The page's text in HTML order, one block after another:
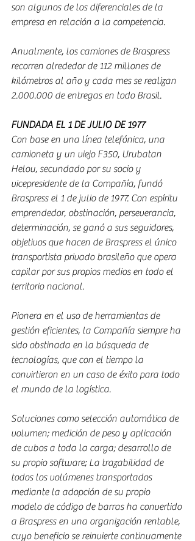
son algunos de los diferenciales de la
empresa en relación a la competencia.
Anualmente, los camiones de Braspress
recorren alrededor de 112 millones de
kilómetros al año y cada mes se realizan
2.000.000 de entregas en todo Brasil.
FUNDADA EL 1 DE JULIO DE 1977
Con base en una línea telefónica, una
camioneta y un viejo F350, Urubatan
Helou, secundado por su socio y
vicepresidente de la Compañía, fundó
Braspress el 1 de julio de 1977. Con espíritu
emprendedor, obstinación, perseverancia,
determinación, se ganó a sus seguidores,
objetivos que hacen de Braspress el único
transportista privado brasileño que opera
capilar por sus propios medios en todo el
territorio nacional.
Pionera en el uso de herramientas de
gestión eficientes, la Compañía siempre ha
sido obstinada en la búsqueda de
tecnologías, que con el tiempo la
convirtieron en un caso de éxito para todo
el mundo de la logística.
Soluciones como selección automática de
volumen; medición de peso y aplicación
de cubos a toda la carga; desarrollo de
su propio software; La trazabilidad de
todos los volúmenes transportados
mediante la adopción de su propio
modelo de código de barras ha convertido
a Braspress en una organización rentable,
cuyo beneficio se reinvierte continuamente